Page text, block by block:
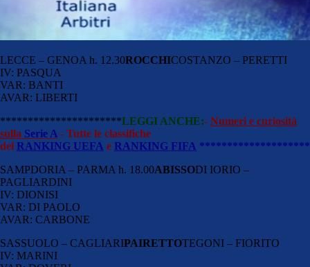
LECCE – GENOA h. 12.30ROCCHICOSTANZO – PERETTI
IV: PASQUA
VAR: BANTI
AVAR: LIBERTI
**********************LEGGI ANCHE:- Numeri e curiosità
sulla Serie A - Tutte le classifiche
del RANKING UEFA e RANKING FIFA
SAMPDORIA – PARMA h. 18.00ABISSODI IORIO –
PAGLIARDINI
IV: DIONISI
VAR: DI PAOLO
AVAR: CARBONE
SASSUOLO – CAGLIARIPAIRETTOTEGONI – FIORITO
IV: MARINI